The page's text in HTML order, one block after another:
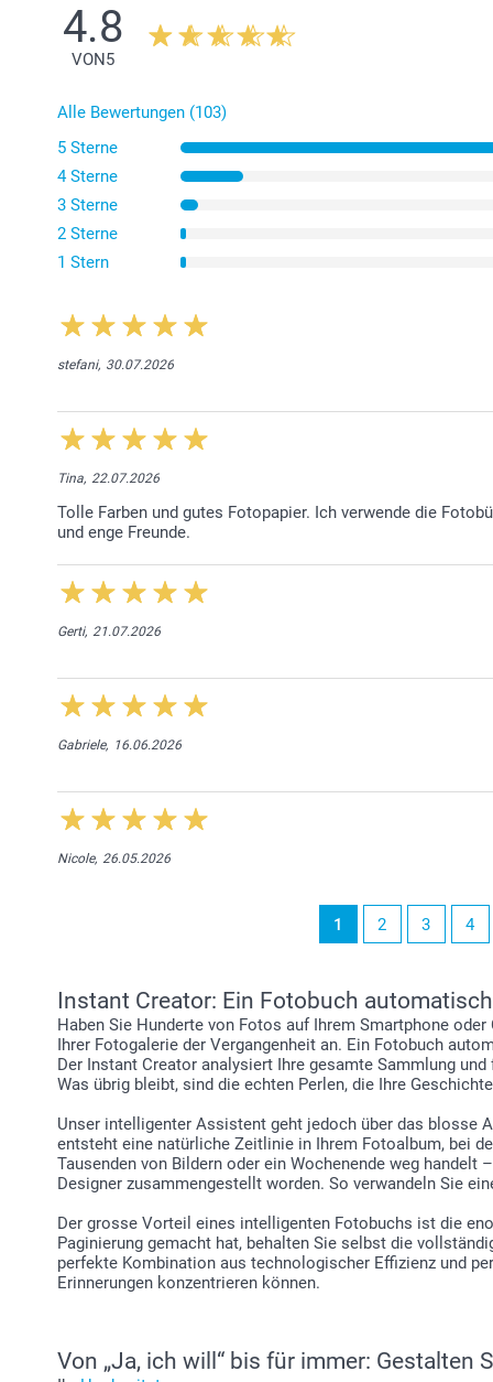
4.8
VON5
Alle Bewertungen (103)
5 Sterne
4 Sterne
3 Sterne
2 Sterne
1 Stern
stefani, 30.07.2026
Tina, 22.07.2026
Tolle Farben und gutes Fotopapier. Ich verwende die
und enge Freunde.
Gerti, 21.07.2026
Gabriele, 16.06.2026
Nicole, 26.05.2026
1 2 3 4
Instant Creator: Ein Fotobuch
Haben Sie Hunderte von Fotos auf Ihrem Smartphone
Ihrer Fotogalerie der Vergangenheit an. Ein Fotobuch
Der Instant Creator analysiert Ihre gesamte Sammlung
Was übrig bleibt, sind die echten Perlen, die Ihre
Unser intelligenter Assistent geht jedoch über das blosse
entsteht eine natürliche Zeitlinie in Ihrem Fotoalbum, bei
Tausenden von Bildern oder ein Wochenende weg
Designer zusammengestellt worden. So verwandeln Sie
Der grosse Vorteil eines intelligenten Fotobuchs ist die
Paginierung gemacht hat, behalten Sie selbst die
perfekte Kombination aus technologischer Effizienz und
Erinnerungen konzentrieren können.
Von „Ja, ich will“ bis für immer: Gestalten